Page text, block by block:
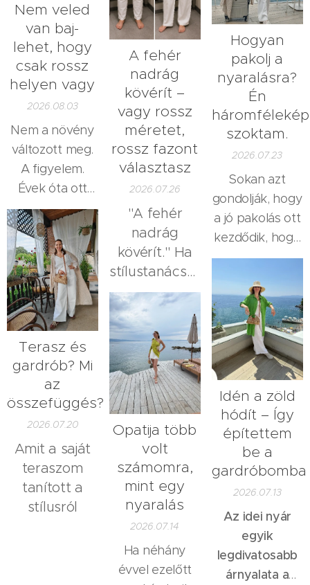
Nem veled
van baj-
lehet, hogy
csak rossz
helyen vagy
2026.08.03
Nem a növény
változott meg.
A figyelem.
Évek óta ott
álltak a
teraszon a
nagymamámtól
örökölt
növények, a
régi
cserepeikben,
valahol a lomok
között. Nem
dobtam ki őket,
de igazából
nem is
foglalkoztam
velük. Ott
voltak, éltek
valahogy, én
A fehér
nadrág
kövérít –
vagy rossz
méretet,
rossz fazont
választasz
2026.07.26
"A fehér
nadrág
kövérít." Ha
stílustanácsadóként
valamit
ezerszer
hallottam az
elmúlt
években,
akkor ez
biztosan
benne van a
top
háromban.
Gyergyai
Krisztina
cikke.
Hogyan
pakolj a
nyaralásra?
Én
szoktam.
2026.07.23
Sokan azt
gondolják, hogy
a jó pakolás ott
kezdődik, hogy
előveszünk egy
elkezdjük
beletenni a
ruhákat. Pedig
szerintem a
pakolás már
jóval korábban
elkezdődik.
Gyergyai
Krisztina,
stílustanácsadó
cikke.
Terasz és
gardrób? Mi
az
összefüggés?
2026.07.20
Amit a saját
teraszom
tanított a
stílusról
Opatija több
volt
számomra,
mint egy
nyaralás
2026.07.14
Ha néhány
évvel ezelőtt
Idén a zöld
hódít – Így
építettem
be a
gardróbomba
2026.07.13
Az idei nyár
egyik
legdivatosabb
árnyalata a